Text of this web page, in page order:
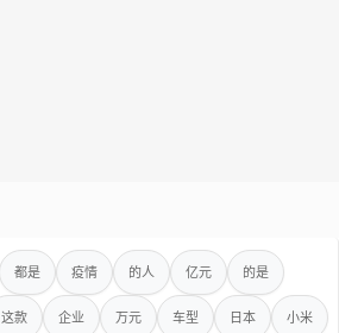
都是 疫情 的人 亿元 的是
这款 企业 万元 车型 日本 小米